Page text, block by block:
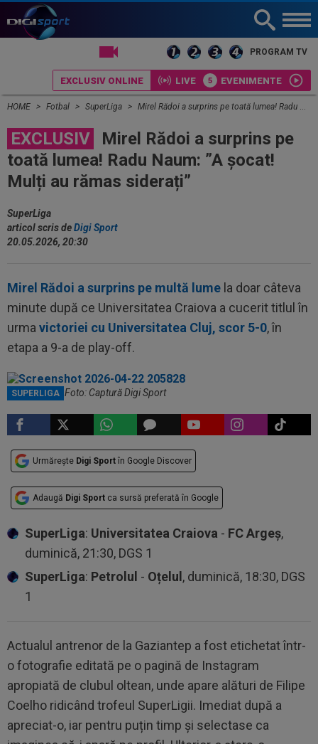
PROGRAM TV
EXCLUSIV ONLINE LIVE EVENIMENTE
HOME Fotbal SuperLiga Mirel Rădoi a surprins pe toată lumea! Radu Naum: ”A șocat! Mulți au rămas siderați”
EXCLUSIV
Mirel Rădoi a surprins pe
toată lumea! Radu Naum: ”A șocat!
Mulți au rămas siderați”
SuperLiga
articol scris deDigi Sport
20.05.2026, 20:30
Mirel Rădoi a surprins pe multă lume la doar câteva
minute după ce Universitatea Craiova a cucerit titlul în
urma victoriei cu Universitatea Cluj, scor 5-0, în
etapa a 9-a de play-off.
SUPERLIGA
Radu Naum / Foto: Captură Digi Sport
Urmărește Digi Sport în Google Discover
Adaugă Digi Sport ca sursă preferată în Google
SuperLiga: Universitatea Craiova - FC Argeș,
duminică, 21:30, DGS 1
SuperLiga: Petrolul - Oțelul , duminică, 18:30, DGS
1
Actualul antrenor de la Gaziantep a fost etichetat într-
o fotografie editată pe o pagină de Instagram
apropiată de clubul oltean, unde apare alături de Filipe
Coelho ridicând trofeul SuperLigii. Imediat după a
apreciat-o, iar pentru puțin timp și selectase ca